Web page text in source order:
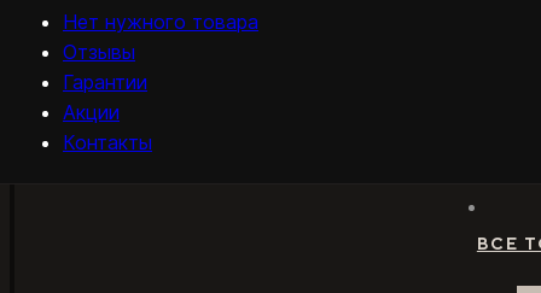
Нет нужного товара
Отзывы
Гарантии
Акции
Контакты
ВСЕ